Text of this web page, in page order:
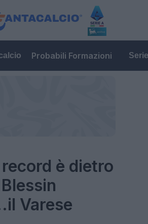
Probabili Formazioni
è dietro
Varese